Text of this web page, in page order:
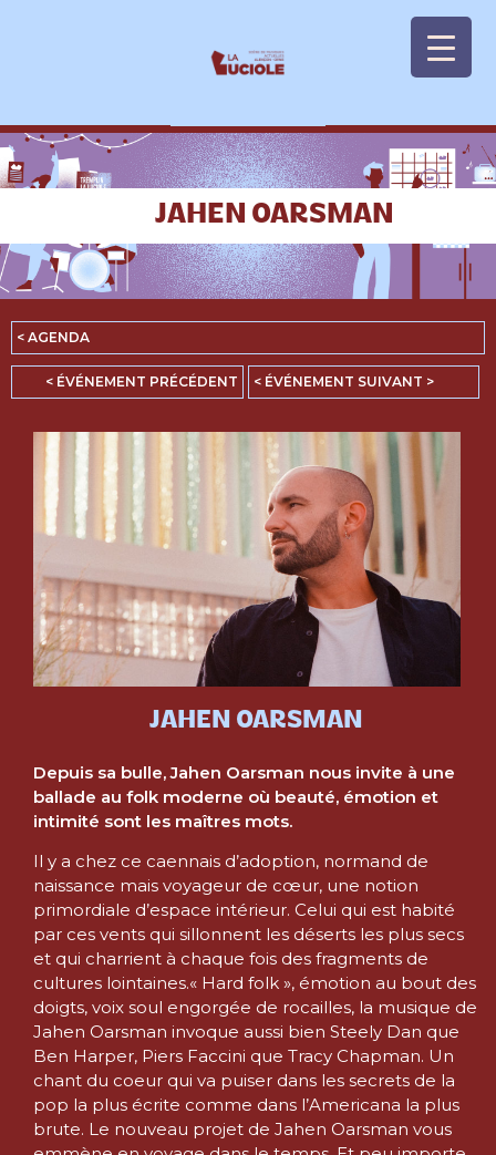
JAHEN OARSMAN
< AGENDA
< ÉVÉNEMENT PRÉCÉDENT < ÉVÉNEMENT SUIVANT >
JAHEN OARSMAN
Depuis sa bulle, Jahen Oarsman nous invite à une
ballade au folk moderne où beauté, émotion et
intimité sont les maîtres mots.
Il y a chez ce caennais d’adoption, normand de
naissance mais voyageur de cœur, une notion
primordiale d’espace intérieur. Celui qui est habité
par ces vents qui sillonnent les déserts les plus secs
et qui charrient à chaque fois des fragments de
cultures lointaines.« Hard folk », émotion au bout des
doigts, voix soul engorgée de rocailles, la musique de
Jahen Oarsman invoque aussi bien Steely Dan que
Ben Harper, Piers Faccini que Tracy Chapman. Un
chant du coeur qui va puiser dans les secrets de la
pop la plus écrite comme dans l’Americana la plus
brute. Le nouveau projet de Jahen Oarsman vous